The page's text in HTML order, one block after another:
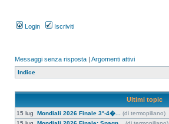
Login Iscriviti
Messaggi senza risposta | Argomenti attivi
Indice
Ultimi topic
15 lug Mondiali 2026 Finale 3°-4�... (di termopiliano)